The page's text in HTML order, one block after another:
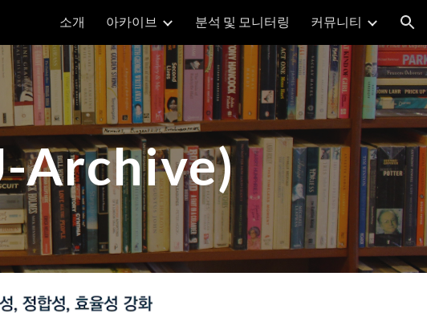
to navigation
소개 아카이브 분석 및 모니터링 커뮤니티
Archive)